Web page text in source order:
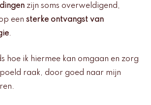
zijn soms overweldigend,
een sterke ontvangst van
.
hoe ik hiermee kan omgaan en zorg
raak, door goed naar mijn